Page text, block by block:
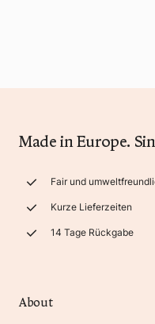
Made in Europe.
Fair und
Kurze Lieferzeiten
14 Tage Rückgabe
About